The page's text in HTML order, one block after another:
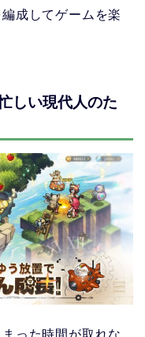
成してゲームを楽
しい現代人のた